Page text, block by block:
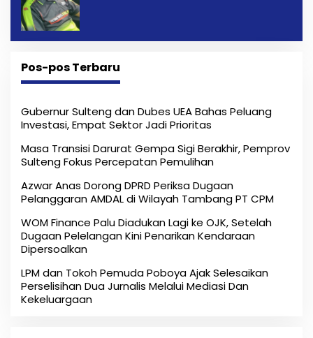
Pos-pos Terbaru
Gubernur Sulteng dan Dubes UEA Bahas Peluang
Investasi, Empat Sektor Jadi Prioritas
Masa Transisi Darurat Gempa Sigi Berakhir, Pemprov
Sulteng Fokus Percepatan Pemulihan
Azwar Anas Dorong DPRD Periksa Dugaan
Pelanggaran AMDAL di Wilayah Tambang PT CPM
‎WOM Finance Palu Diadukan Lagi ke OJK, Setelah
Dugaan Pelelangan Kini Penarikan Kendaraan
Dipersoalkan ‎
LPM dan Tokoh Pemuda Poboya Ajak Selesaikan
Perselisihan Dua Jurnalis Melalui Mediasi Dan
Kekeluargaan